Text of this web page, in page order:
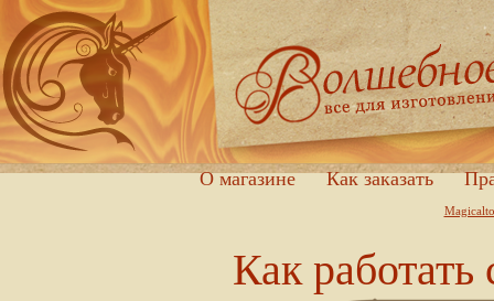
О магазине Как заказать
Как